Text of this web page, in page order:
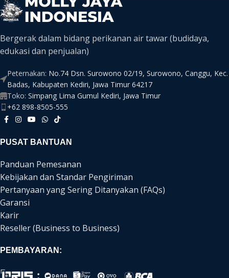
Bergerak dalam bidang perikanan air tawar (budidaya,
edukasi dan penjualan)
Peternakan: No.74 Dsn. Surowono 02/19, Surowono, Canggu, Kec.
Badas, Kabupaten Kediri, Jawa Timur 64217
Toko: Simpang Lima Gumul Kediri, Jawa Timur
+62 898-8505-555
PUSAT BANTUAN
Panduan Pemesanan
Kebijakan dan Standar Pengiriman
Pertanyaan yang Sering Ditanyakan (FAQs)
Garansi
Karir
Reseller (Business to Business)
PEMBAYARAN: